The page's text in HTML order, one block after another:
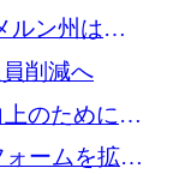
策ハードウ
ルン州は
ープンソース
削減へ
のために
ーロを調達
ームを拡張